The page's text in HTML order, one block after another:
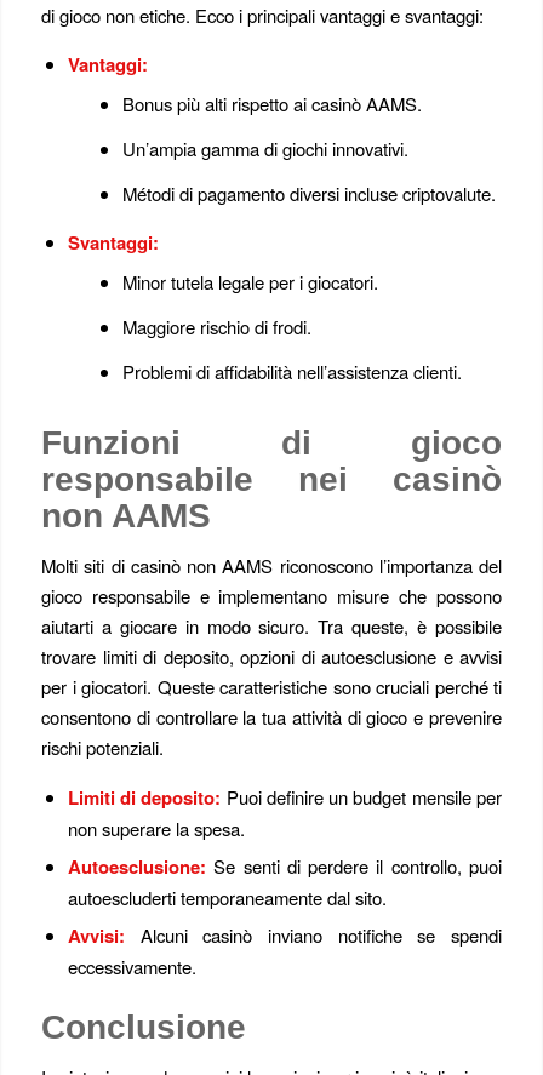
di gioco non etiche. Ecco i principali vantaggi e svantaggi:
Vantaggi:
Bonus più alti rispetto ai casinò AAMS.
Un’ampia gamma di giochi innovativi.
Métodi di pagamento diversi incluse criptovalute.
Svantaggi:
Minor tutela legale per i giocatori.
Maggiore rischio di frodi.
Problemi di affidabilità nell’assistenza clienti.
Funzioni di gioco
responsabile nei casinò
non AAMS
Molti siti di casinò non AAMS riconoscono l’importanza del
gioco responsabile e implementano misure che possono
aiutarti a giocare in modo sicuro. Tra queste, è possibile
trovare limiti di deposito, opzioni di autoesclusione e avvisi
per i giocatori. Queste caratteristiche sono cruciali perché ti
consentono di controllare la tua attività di gioco e prevenire
rischi potenziali.
Limiti di deposito: Puoi definire un budget mensile per
non superare la spesa.
Autoesclusione: Se senti di perdere il controllo, puoi
autoescluderti temporaneamente dal sito.
Avvisi: Alcuni casinò inviano notifiche se spendi
eccessivamente.
Conclusione